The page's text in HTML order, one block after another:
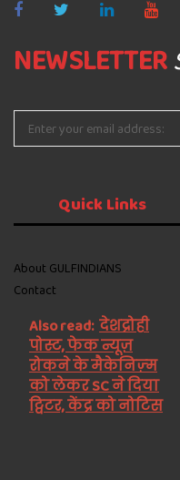
NEWSLETTER
QuickLinks
About GULFINDIANS
Contact
Also read: देशद्रोही
पोस्ट, फेक न्यूज़
रोकने के मैकेनिज़्म
को लेकर SC ने दिया
ट्विटर, केंद्र को नोटिस